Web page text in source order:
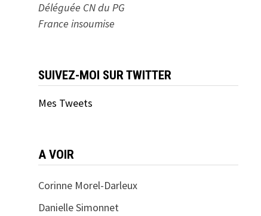
Déléguée CN du PG
France insoumise
SUIVEZ-MOI SUR TWITTER
Mes Tweets
A VOIR
Corinne Morel-Darleux
Danielle Simonnet